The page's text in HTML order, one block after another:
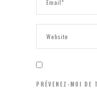
PRÉVENEZ-MOI DE